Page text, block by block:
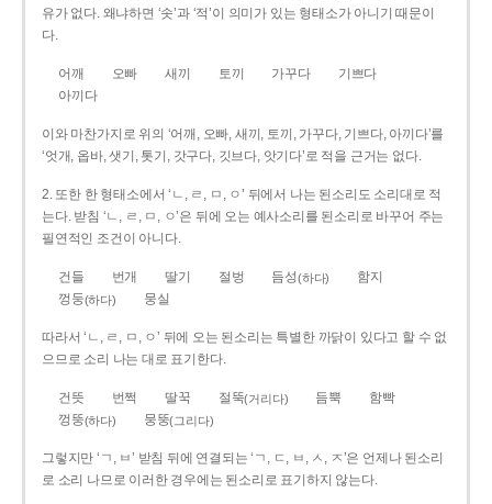
유가 없다. 왜냐하면 ‘솟’과 ‘적’이 의미가 있는 형태소가 아니기 때문이
다.
어깨 오빠 새끼 토끼 가꾸다
기쁘다
아끼다
이와 마찬가지로 위의 ‘어깨, 오빠, 새끼, 토끼, 가꾸다, 기쁘다, 아끼다’를
‘엇개, 옵바, 샛기, 톳기, 갓구다, 깃브다, 앗기다’로 적을 근거는 없다.
2. 또한 한 형태소에서 ‘ㄴ, ㄹ, ㅁ, ㅇ’ 뒤에서 나는 된소리도 소리대로 적
는다. 받침 ‘ㄴ, ㄹ, ㅁ, ㅇ’은 뒤에 오는 예사소리를 된소리로 바꾸어 주는
필연적인 조건이 아니다.
건들 번개 딸기 절벙 듬성(하다)
함지
껑둥(하다) 뭉실
따라서 ‘ㄴ, ㄹ, ㅁ, ㅇ’ 뒤에 오는 된소리는 특별한 까닭이 있다고 할 수 없
으므로 소리 나는 대로 표기한다.
건뜻 번쩍 딸꾹 절뚝(거리다) 듬뿍
함빡
껑뚱(하다) 뭉뚱(그리다)
그렇지만 ‘ㄱ, ㅂ’ 받침 뒤에 연결되는 ‘ㄱ, ㄷ, ㅂ, ㅅ, ㅈ’은 언제나 된소리
로 소리 나므로 이러한 경우에는 된소리로 표기하지 않는다.